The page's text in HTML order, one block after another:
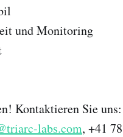
und Monitoring
Kontaktieren Sie uns:
labs.com, +41